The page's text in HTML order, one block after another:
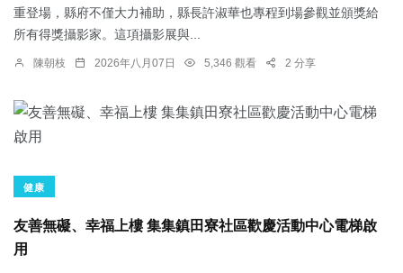
重登場，縣府不僅大力補助，縣長許淑華也專程到場參觀並頒獎給
所有得獎攝影家。這項攝影展與...
陳朝枝 2026年八月07日 5,346 觀看 2 分享
健康
友善無礙、幸福上樓 集集鎮田寮社區歡慶活動中心電梯啟
用